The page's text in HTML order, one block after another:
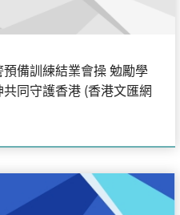
備訓練結業會操 勉勵學
同守護香港 (香港文匯網